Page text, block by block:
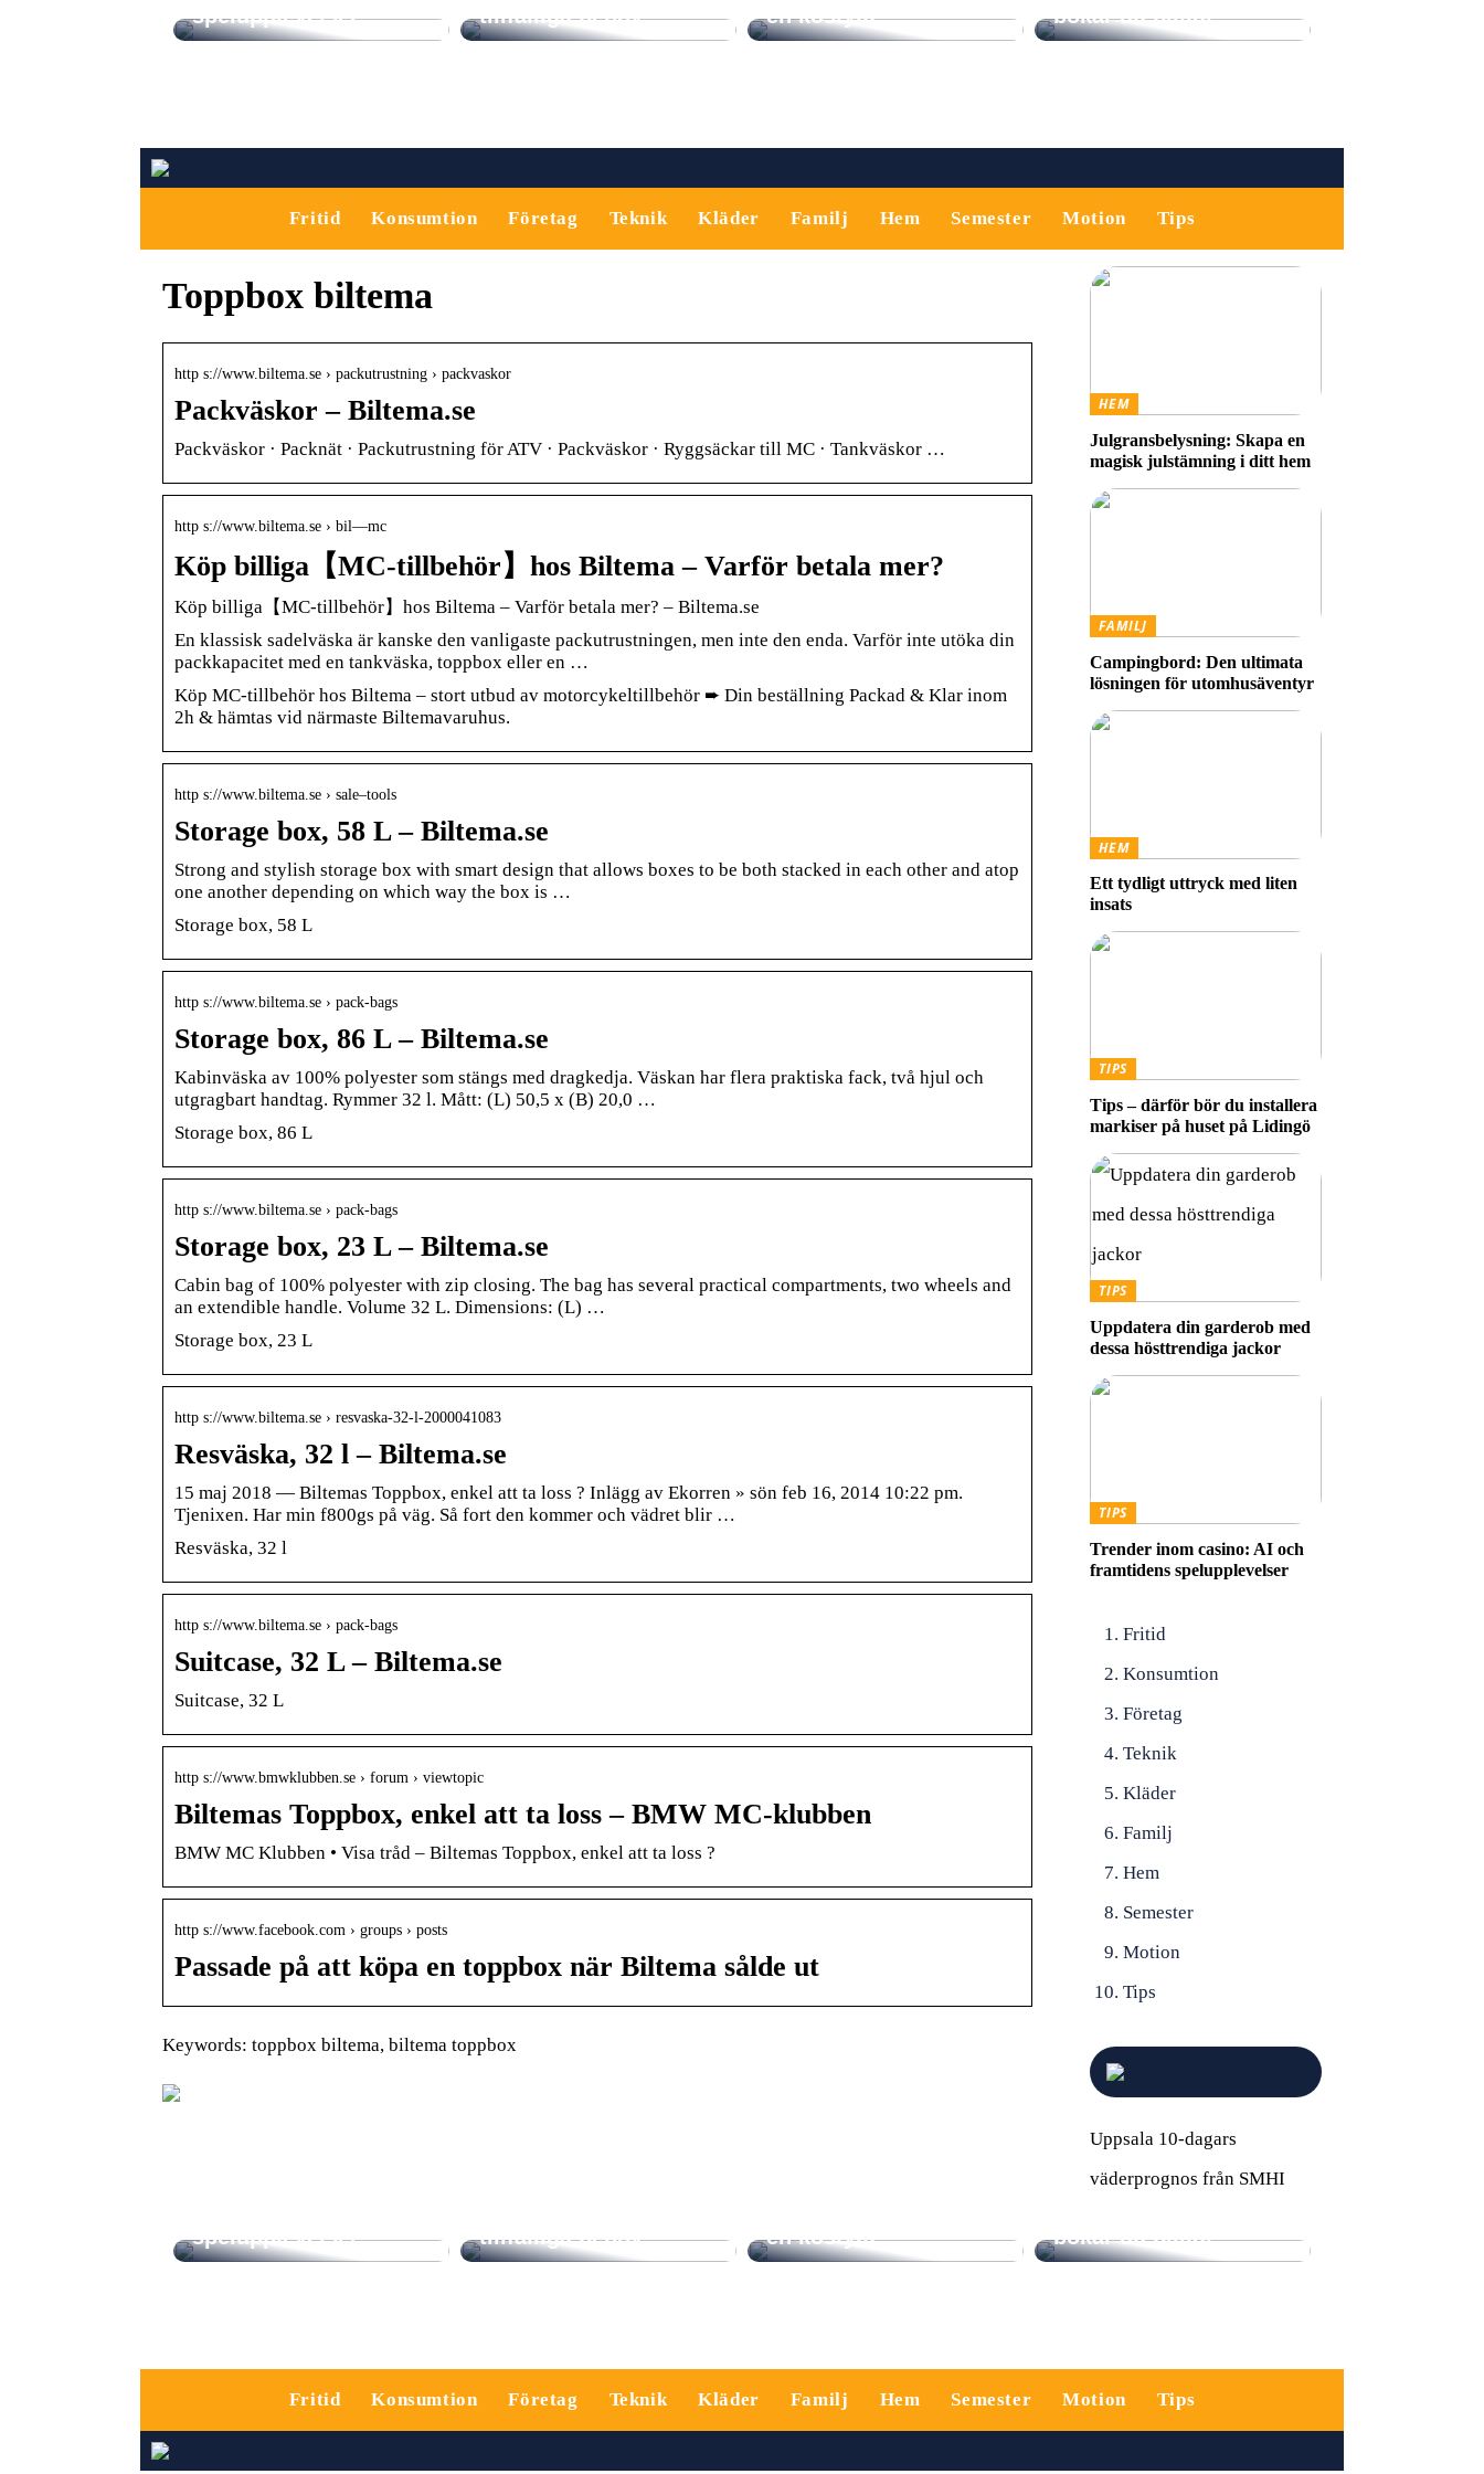
spelupplevelser
tillfälliga behov
en kostym
bokar du billigt
Fritid Konsumtion Företag Teknik Kläder Familj Hem Semester Motion Tips
Toppbox biltema
http s://www.biltema.se › packutrustning › packvaskor
Packväskor – Biltema.se
Packväskor · Packnät · Packutrustning för ATV · Packväskor · Ryggsäckar till MC · Tankväskor …
http s://www.biltema.se › bil—mc
Köp billiga【MC-tillbehör】hos Biltema – Varför betala mer?
Köp billiga【MC-tillbehör】hos Biltema – Varför betala mer? – Biltema.se
En klassisk sadelväska är kanske den vanligaste packutrustningen, men inte den enda. Varför inte utöka din
packkapacitet med en tankväska, toppbox eller en …
Köp MC-tillbehör hos Biltema – stort utbud av motorcykeltillbehör ➨ Din beställning Packad & Klar inom
2h & hämtas vid närmaste Biltemavaruhus.
http s://www.biltema.se › sale–tools
Storage box, 58 L – Biltema.se
Strong and stylish storage box with smart design that allows boxes to be both stacked in each other and atop
one another depending on which way the box is …
Storage box, 58 L
http s://www.biltema.se › pack-bags
Storage box, 86 L – Biltema.se
Kabinväska av 100% polyester som stängs med dragkedja. Väskan har flera praktiska fack, två hjul och
utgragbart handtag. Rymmer 32 l. Mått: (L) 50,5 x (B) 20,0 …
Storage box, 86 L
http s://www.biltema.se › pack-bags
Storage box, 23 L – Biltema.se
Cabin bag of 100% polyester with zip closing. The bag has several practical compartments, two wheels and
an extendible handle. Volume 32 L. Dimensions: (L) …
Storage box, 23 L
http s://www.biltema.se › resvaska-32-l-2000041083
Resväska, 32 l – Biltema.se
15 maj 2018 — Biltemas Toppbox, enkel att ta loss ? Inlägg av Ekorren » sön feb 16, 2014 10:22 pm.
Tjenixen. Har min f800gs på väg. Så fort den kommer och vädret blir …
Resväska, 32 l
http s://www.biltema.se › pack-bags
Suitcase, 32 L – Biltema.se
Suitcase, 32 L
http s://www.bmwklubben.se › forum › viewtopic
Biltemas Toppbox, enkel att ta loss – BMW MC-klubben
BMW MC Klubben • Visa tråd – Biltemas Toppbox, enkel att ta loss ?
http s://www.facebook.com › groups › posts
Passade på att köpa en toppbox när Biltema sålde ut
Keywords: toppbox biltema, biltema toppbox
HEM
Julgransbelysning: Skapa en
magisk julstämning i ditt hem
FAMILJ
Campingbord: Den ultimata
lösningen för utomhusäventyr
HEM
Ett tydligt uttryck med liten
insats
TIPS
Tips – därför bör du installera
markiser på huset på Lidingö
TIPS
Uppdatera din garderob med
dessa hösttrendiga jackor
TIPS
Trender inom casino: AI och
framtidens spelupplevelser
Fritid
Konsumtion
Företag
Teknik
Kläder
Familj
Hem
Semester
Motion
Tips
Uppsala 10-dagars
väderprognos från SMHI
spelupplevelser
tillfälliga behov
en kostym
Sista minuten-resor
till soliga
bokar du billigt
Fritid Konsumtion Företag Teknik Kläder Familj Hem Semester Motion Tips